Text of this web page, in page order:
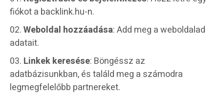
fiókot a backlink.hu-n.
Weboldal hozzáadása: Add meg a weboldalad
adatait.
Linkek keresése: Böngéssz az
adatbázisunkban, és találd meg a számodra
legmegfelelőbb partnereket.